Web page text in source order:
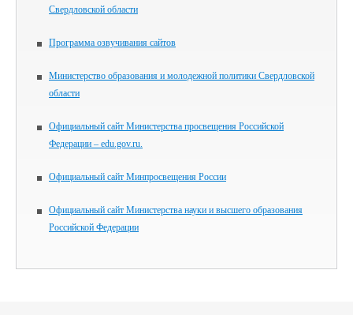
Свердловской области
Программа озвучивания сайтов
Министерство образования и молодежной политики Свердловской
области
Официальный сайт Министерства просвещения Российской
Федерации – edu.gov.ru.
Официальный сайт Минпросвещения России
Официальный сайт Министерства науки и высшего образования
Российской Федерации